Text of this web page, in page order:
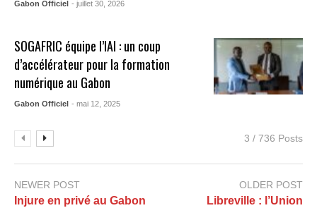
Gabon Officiel - juillet 30, 2026
SOGAFRIC équipe l’IAI : un coup
d’accélérateur pour la formation
numérique au Gabon
Gabon Officiel - mai 12, 2025
3 / 736 Posts
NEWER POST
Injure en privé au Gabon
OLDER POST
Libreville : l’Union